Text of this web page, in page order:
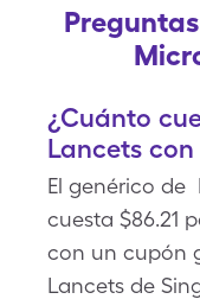
¿Cuánto
Lancets
El genérico de
cuesta $86.21
con un cupón
Lancets de